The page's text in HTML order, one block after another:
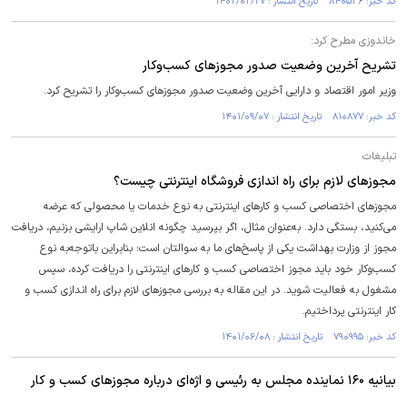
خاندوزی مطرح کرد:
تشریح آخرین وضعیت صدور مجوز‌های کسب‌وکار
​وزیر امور اقتصاد و دارایی آخرین وضعیت صدور مجوز‌های کسب‌وکار را تشریح کرد.
کد خبر: ۸۱۰۸۷۷ تاریخ انتشار : ۱۴۰۱/۰۹/۰۷
تبلیغات
مجوز‌های لازم برای راه اندازی فروشگاه اینترنتی چیست؟
مجوز‌های اختصاصی کسب و کار‌های اینترنتی به نوع خدمات یا محصولی که عرضه
می‌کنید، بستگی دارد. به‌عنوان مثال، اگر بپرسید چگونه انلاین شاپ ارایشی بزنیم، دریافت
مجوز از وزارت بهداشت یکی از پاسخ‌های ما به سوالتان است؛ بنابراین باتوجه‌به نوع
کسب‌وکار خود باید مجوز اختصاصی کسب و کار‌های اینترنتی را دریافت کرده، سپس
مشغول به فعالیت شوید. در این مقاله به بررسی مجوز‌های لازم برای راه اندازی کسب و
کار اینترنتی پرداختیم.
کد خبر: ۷۹۰۹۹۵ تاریخ انتشار : ۱۴۰۱/۰۶/۰۸
بیانیه ۱۶۰ نماینده مجلس به رئیسی و اژه‌ای درباره مجوز‌های کسب و کار